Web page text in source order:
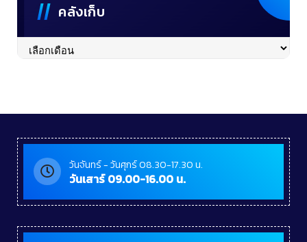
คลังเก็บ
คลัง
วันจันทร์ - วันศุกร์ 08.30-17.30 น.
วันเสาร์ 09.00-16.00 น.